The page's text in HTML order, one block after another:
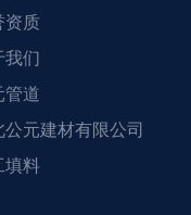
资质
我们
管道
公元建材有限公司
填料